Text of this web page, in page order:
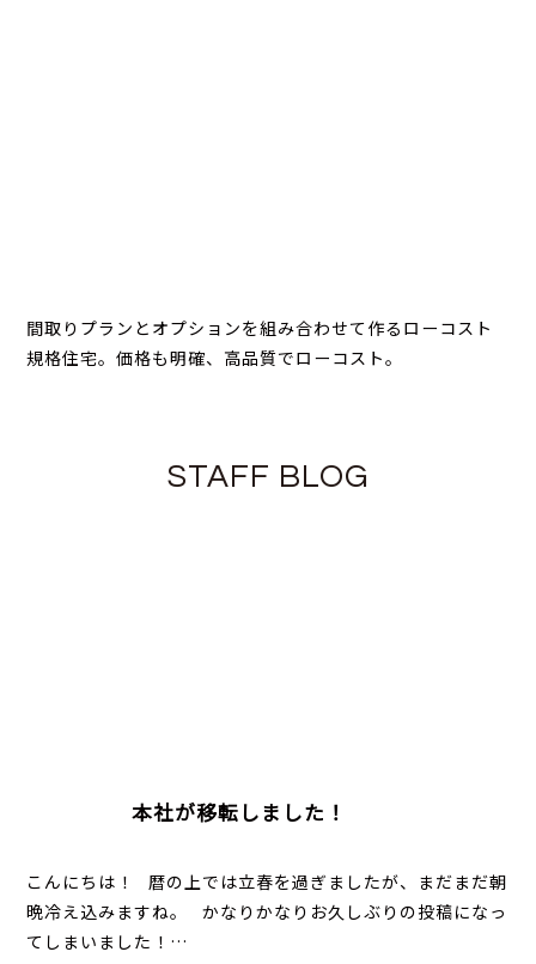
間取りプランとオプションを組み合わせて作るローコスト
規格住宅。価格も明確、高品質でローコスト。
STAFF BLOG
本社が移転しました！
こんにちは！ 暦の上では立春を過ぎましたが、まだまだ朝
晩冷え込みますね。 かなりかなりお久しぶりの投稿になっ
てしまいました！…